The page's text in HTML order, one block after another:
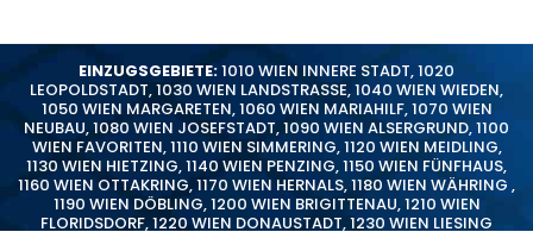
EINZUGSGEBIETE:1010 WIEN INNERE STADT,1020
LEOPOLDSTADT,1030 WIEN LANDSTRASSE,1040 WIEN WIEDEN,
1050 WIEN MARGARETEN,1060 WIEN MARIAHILF,1070 WIEN
NEUBAU,1080 WIEN JOSEFSTADT,1090 WIEN ALSERGRUND,1100
WIEN FAVORITEN,1110 WIEN SIMMERING,1120 WIEN MEIDLING,
1130 WIEN HIETZING,1140 WIEN PENZING,1150 WIEN FÜNFHAUS,
1160 WIEN OTTAKRING,1170 WIEN HERNALS,1180 WIEN WÄHRING ,
1190 WIEN DÖBLING,1200 WIEN BRIGITTENAU,1210 WIEN
FLORIDSDORF,1220 WIEN DONAUSTADT,1230 WIEN LIESING